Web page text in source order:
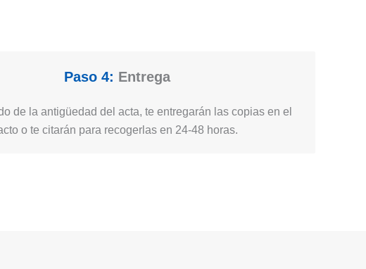
Paso 4: Entrega
de la antigüedad del acta, te entregarán las copias en el
o te citarán para recogerlas en 24-48 horas.